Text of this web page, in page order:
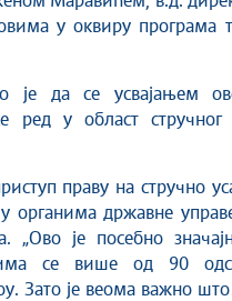
у оквиру програма
је да се усвајањем
ред у област стручног
праву на стручно
органима државне
је посебно
се више од 90
Зато је веома важно што